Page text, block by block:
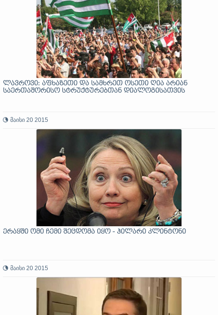
ლავროვი: აფხაზეთი და სამხრეთ ოსეთი ღია არიან
საერთაშორისო სტრუქტურებთან დიალოგისათვის
მაისი 20 2015
ერაყში ომი ჩემი შეცდომა იყო - ჰილარი კლინტონი
მაისი 20 2015